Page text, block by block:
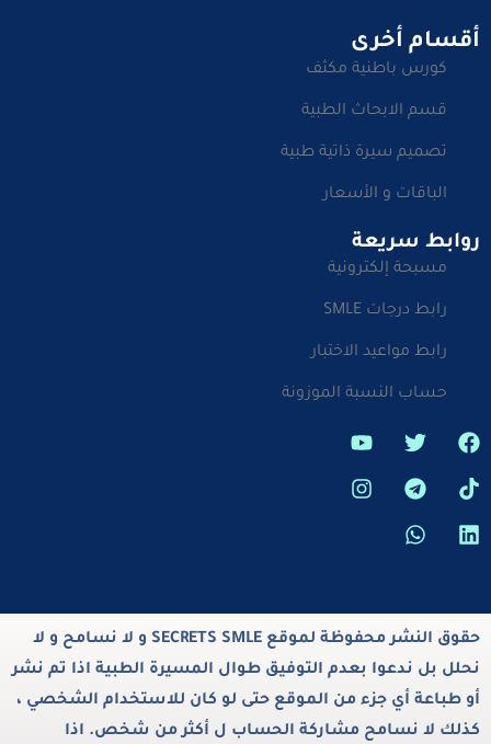
أقسام أخرى
كورس باطنية مكثف
قسم الابحاث الطبية
تصميم سيرة ذاتية طبية
الباقات و الأسعار
روابط سريعة
مسبحة إلكترونية
رابط درجات SMLE
رابط مواعيد الاختبار
حساب النسبة الموزونة
حقوق النشر محفوظة لموقع SECRETS SMLE و لا نسامح و لا
نحلل بل ندعوا بعدم التوفيق طوال المسيرة الطبية اذا تم نشر
أو طباعة أي جزء من الموقع حتى لو كان للاستخدام الشخصي ،
كذلك لا نسامح مشاركة الحساب ل أكثر من شخص. اذا